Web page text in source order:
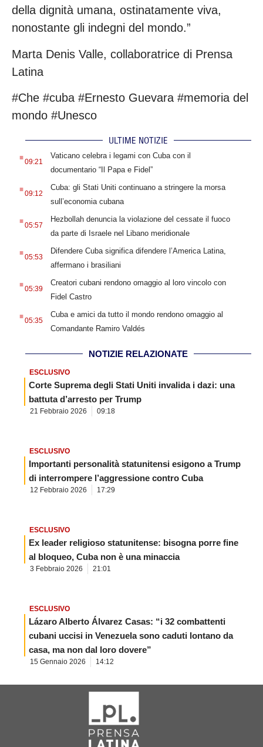
della dignità umana, ostinatamente viva,
nonostante gli indegni del mondo.”
Marta Denis Valle, collaboratrice di Prensa
Latina
#Che #cuba #Ernesto Guevara #memoria del
mondo #Unesco
ULTIME NOTIZIE
.09:21
Vaticano celebra i legami con Cuba con il
documentario “Il Papa e Fidel”
.09:12
Cuba: gli Stati Uniti continuano a stringere la morsa
sull’economia cubana
.05:57
Hezbollah denuncia la violazione del cessate il fuoco
da parte di Israele nel Libano meridionale
.05:53
Difendere Cuba significa difendere l’America Latina,
affermano i brasiliani
.05:39
Creatori cubani rendono omaggio al loro vincolo con
Fidel Castro
.05:35
Cuba e amici da tutto il mondo rendono omaggio al
Comandante Ramiro Valdés
NOTIZIE RELAZIONATE
ESCLUSIVO
Corte Suprema degli Stati Uniti invalida i dazi: una
battuta d’arresto per Trump
21 Febbraio 2026 09:18
ESCLUSIVO
Importanti personalità statunitensi esigono a Trump
di interrompere l’aggressione contro Cuba
12 Febbraio 2026 17:29
ESCLUSIVO
Ex leader religioso statunitense: bisogna porre fine
al bloqueo, Cuba non è una minaccia
3 Febbraio 2026 21:01
ESCLUSIVO
Lázaro Alberto Álvarez Casas: “i 32 combattenti
cubani uccisi in Venezuela sono caduti lontano da
casa, ma non dal loro dovere”
15 Gennaio 2026 14:12